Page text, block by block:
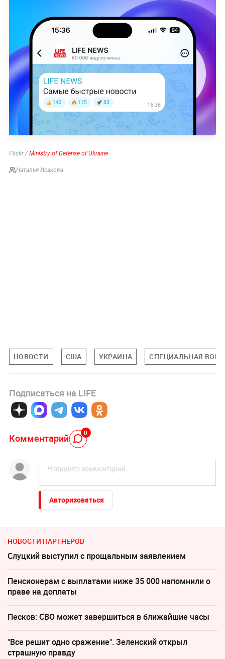
Flickr / Ministry of Defense of Ukraine
Наталья Исакова
НОВОСТИ США УКРАИНА СПЕЦИАЛЬНАЯ
Подписаться на LIFE
Комментарий 0
Авторизоваться
НОВОСТИ ПАРТНЕРОВ
Слуцкий выступил с прощальным заявлением
Пенсионерам с выплатами ниже 35 000 напомнили о
праве на доплаты
Песков: СВО может завершиться в ближайшие часы
"Все решит одно сражение". Зеленский открыл
страшную правду